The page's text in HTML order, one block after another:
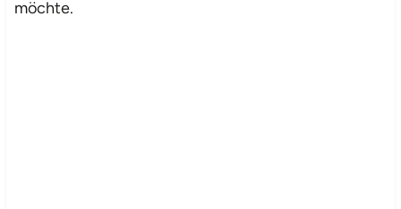
möchte.